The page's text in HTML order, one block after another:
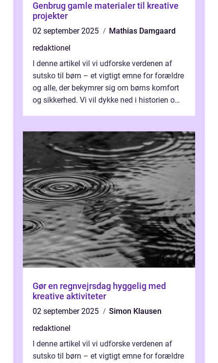
Genbrug gamle materialer til kreative
projekter
02 september 2025
Mathias Damgaard
redaktionel
I denne artikel vil vi udforske verdenen af
sutsko til børn – et vigtigt emne for forældre
og alle, der bekymrer sig om børns komfort
og sikkerhed. Vi vil dykke ned i historien om,
Gør en regnvejrsdag hyggelig med
kreative aktiviteter
02 september 2025
Simon Klausen
redaktionel
I denne artikel vil vi udforske verdenen af
sutsko til børn – et vigtigt emne for forældre